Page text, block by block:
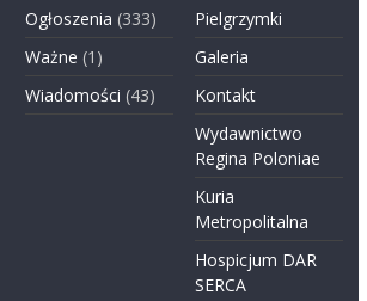
Ogłoszenia (333)
Ważne (1)
Wiadomości (43)
Pielgrzymki
Galeria
Kontakt
Wydawnictwo
Regina Poloniae
Kuria
Metropolitalna
Hospicjum DAR
SERCA